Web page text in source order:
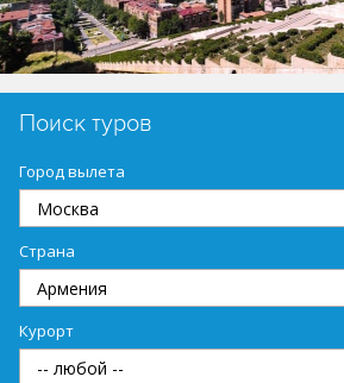
Поиск туров
Город вылета
Страна
Курорт